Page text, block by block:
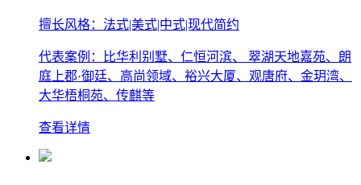
擅长风格：法式|美式|中式|现代简约
代表案例：比华利别墅、仁恒河滨、 翠湖天地嘉苑、朗
庭上郡·御廷、高尚领域、裕兴大厦、观唐府、金玥湾、
大华梧桐苑、传麒等
查看详情